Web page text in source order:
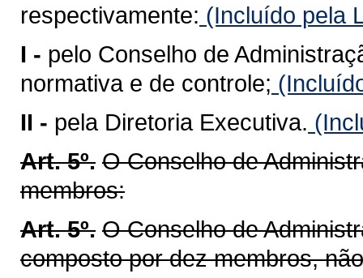
respectivamente: (Incluído pela
I - pelo Conselho de
normativa e de controle;
II - pela Diretoria Executiva.
Art. 5º. O Conselho de
membros:
Art. 5º. O Conselho de
composto por dez membros,